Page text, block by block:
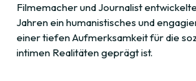
Filmemacher und Journalist
Jahren ein humanistisches und
einer tiefen Aufmerksamkeit für die
intimen Realitäten geprägt ist.